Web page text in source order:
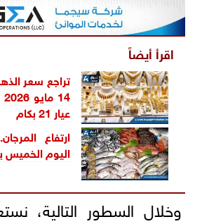
اقرأ أيضاً
تراجع سعر
عيار 21 بكام
ارتفاع
اليوم الخميس
وخلال السطور التالية،